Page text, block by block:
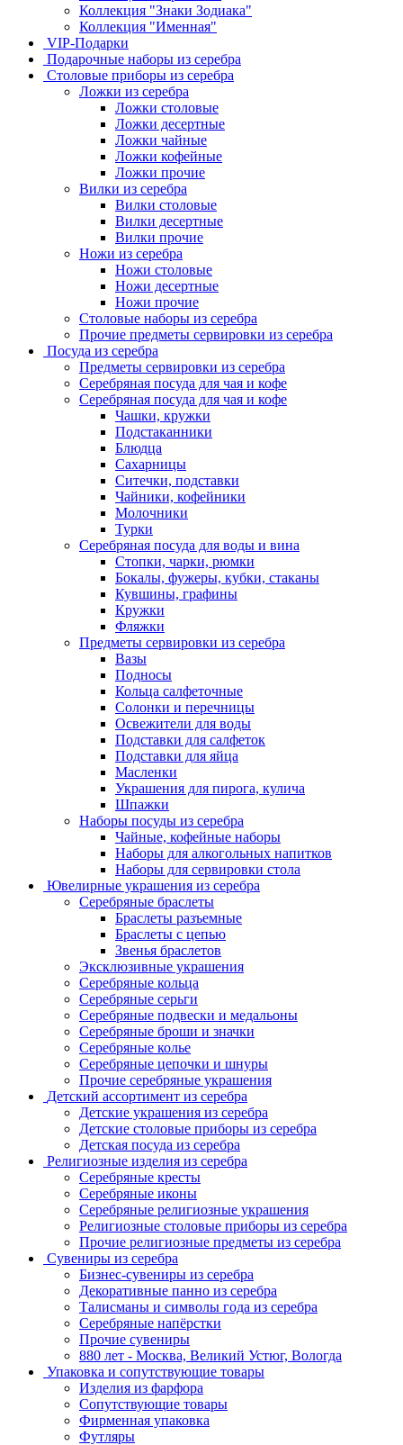
Коллекция "Знаки Зодиака"
Коллекция "Именная"
VIP-Подарки
Подарочные наборы из серебра
Столовые приборы из серебра
Ложки из серебра
Ложки столовые
Ложки десертные
Ложки чайные
Ложки кофейные
Ложки прочие
Вилки из серебра
Вилки столовые
Вилки десертные
Вилки прочие
Ножи из серебра
Ножи столовые
Ножи десертные
Ножи прочие
Столовые наборы из серебра
Прочие предметы сервировки из серебра
Посуда из серебра
Предметы сервировки из серебра
Серебряная посуда для чая и кофе
Серебряная посуда для чая и кофе
Чашки, кружки
Подстаканники
Блюдца
Сахарницы
Ситечки, подставки
Чайники, кофейники
Молочники
Турки
Серебряная посуда для воды и вина
Стопки, чарки, рюмки
Бокалы, фужеры, кубки, стаканы
Кувшины, графины
Кружки
Фляжки
Предметы сервировки из серебра
Вазы
Подносы
Кольца салфеточные
Солонки и перечницы
Освежители для воды
Подставки для салфеток
Подставки для яйца
Масленки
Украшения для пирога, кулича
Шпажки
Наборы посуды из серебра
Чайные, кофейные наборы
Наборы для алкогольных напитков
Наборы для сервировки стола
Ювелирные украшения из серебра
Серебряные браслеты
Браслеты разъемные
Браслеты с цепью
Звенья браслетов
Эксклюзивные украшения
Серебряные кольца
Серебряные серьги
Серебряные подвески и медальоны
Серебряные броши и значки
Серебряные колье
Серебряные цепочки и шнуры
Прочие серебряные украшения
Детский ассортимент из серебра
Детские украшения из серебра
Детские столовые приборы из серебра
Детская посуда из серебра
Религиозные изделия из серебра
Серебряные кресты
Серебряные иконы
Серебряные религиозные украшения
Религиозные столовые приборы из серебра
Прочие религиозные предметы из серебра
Сувениры из серебра
Бизнес-сувениры из серебра
Декоративные панно из серебра
Талисманы и символы года из серебра
Серебряные напёрстки
Прочие сувениры
880 лет - Москва, Великий Устюг, Вологда
Упаковка и сопутствующие товары
Изделия из фарфора
Сопутствующие товары
Фирменная упаковка
Футляры